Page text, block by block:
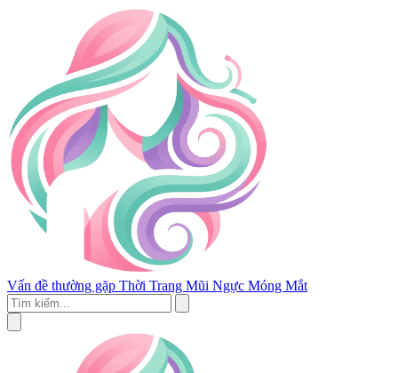
Vấn đề thường gặp Thời Trang Mũi Ngực Móng Mắt